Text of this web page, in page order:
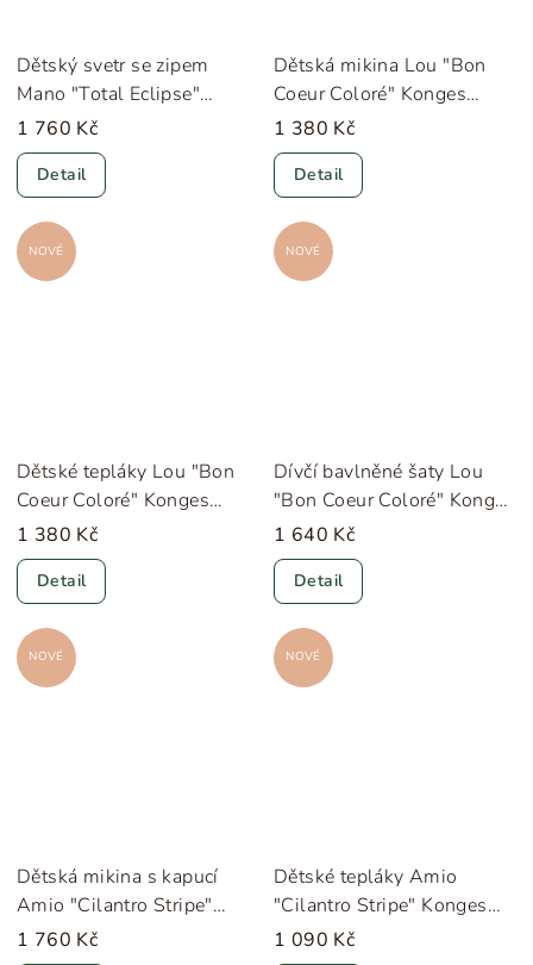
Dětský svetr se zipem
Mano "Total Eclipse"
Konges Sløjd
1 760 Kč
Detail
Dětská mikina Lou "Bon
Coeur Coloré" Konges
Sløjd
1 380 Kč
Detail
NOVÉ
Dětské tepláky Lou "Bon
Coeur Coloré" Konges
Sløjd
1 380 Kč
Detail
NOVÉ
Dívčí bavlněné šaty Lou
"Bon Coeur Coloré" Konges
Sløjd
1 640 Kč
Detail
NOVÉ
Dětská mikina s kapucí
Amio "Cilantro Stripe"
Konges Sløjd
1 760 Kč
NOVÉ
Dětské tepláky Amio
"Cilantro Stripe" Konges
Sløjd
1 090 Kč